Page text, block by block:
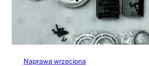
Naprawa wrzeciona